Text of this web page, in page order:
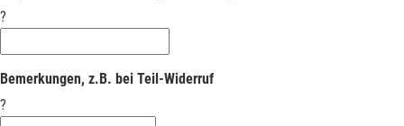
?
Bemerkungen, z.B. bei Teil-Widerruf
?